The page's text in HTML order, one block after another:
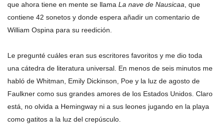
que ahora tiene en mente se llama La nave de Nausicaa , que
contiene 42 sonetos y donde espera añadir un comentario de
William Ospina para su reedición.
Le pregunté cuáles eran sus escritores favoritos y me dio toda
una cátedra de literatura universal. En menos de seis minutos me
habló de Whitman, Emily Dickinson, Poe y la luz de agosto de
Faulkner como sus grandes amores de los Estados Unidos. Claro
está, no olvida a Hemingway ni a sus leones jugando en la playa
como gatitos a la luz del crepúsculo.